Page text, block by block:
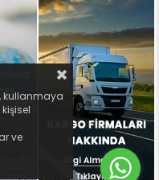
kullanmaya
ve